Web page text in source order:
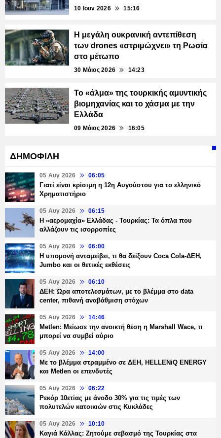
10 Ιουν 2026 15:16
Η μεγάλη ουκρανική αντεπίθεση
των drones «στριμώχνει» τη Ρωσία
στο μέτωπο
30 Μάιος 2026 14:23
Το «άλμα» της τουρκικής αμυντικής
βιομηχανίας και το χάσμα με την
Ελλάδα
09 Μάιος 2026 16:05
ΔΗΜΟΦΙΛΗ
05 Αυγ 2026 06:05
Γιατί είναι κρίσιμη η 12η Αυγούστου για το ελληνικό
Χρηματιστήριο
05 Αυγ 2026 06:15
Η «αερομαχία» Ελλάδας - Τουρκίας: Τα όπλα που
αλλάζουν τις ισορροπίες
05 Αυγ 2026 06:00
Η υπομονή ανταμείβει, τι θα δείξουν Coca Cola-ΔΕΗ,
Jumbo και οι θετικές εκθέσεις
05 Αυγ 2026 06:10
ΔΕΗ: Ώρα αποτελεσμάτων, με το βλέμμα στο data
center, πιθανή αναβάθμιση στόχων
05 Αυγ 2026 14:46
Metlen: Μείωσε την ανοικτή θέση η Marshall Wace, τι
μπορεί να συμβεί αύριο
05 Αυγ 2026 14:00
Με το βλέμμα στραμμένο σε ΔΕΗ, HELLENiQ ENERGY
και Metlen οι επενδυτές
05 Αυγ 2026 06:22
Ρεκόρ 10ετίας με άνοδο 30% για τις τιμές των
πολυτελών κατοικιών στις Κυκλάδες
05 Αυγ 2026 10:10
Καγιά Κάλλας: Ζητούμε σεβασμό της Τουρκίας στα